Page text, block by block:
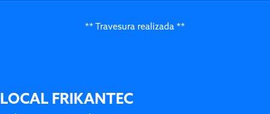
** Travesura realizada **
LOCAL FRIKANTEC